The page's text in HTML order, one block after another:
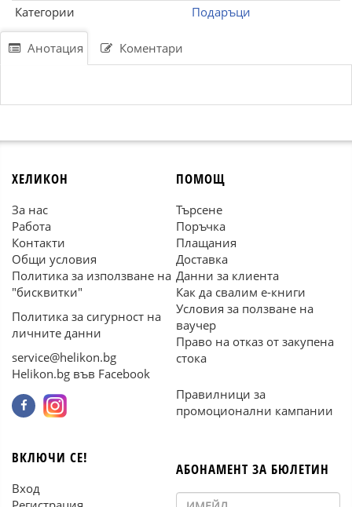
Категории
Подаръци
Анотация Коментари
ХЕЛИКОН
За нас
Работа
Контакти
Общи условия
Политика за използване на
"бисквитки"
Политика за сигурност на
личните данни
service@helikon.bg
Helikon.bg във Facebook
ПОМОЩ
Търсене
Поръчка
Плащания
Доставка
Данни за клиента
Как да свалим е-книги
Условия за ползване на
ваучер
Право на отказ от закупена
стока
Правилници за
промоционални кампании
ВКЛЮЧИ СЕ!
Вход
АБОНАМЕНТ ЗА БЮЛЕТИН